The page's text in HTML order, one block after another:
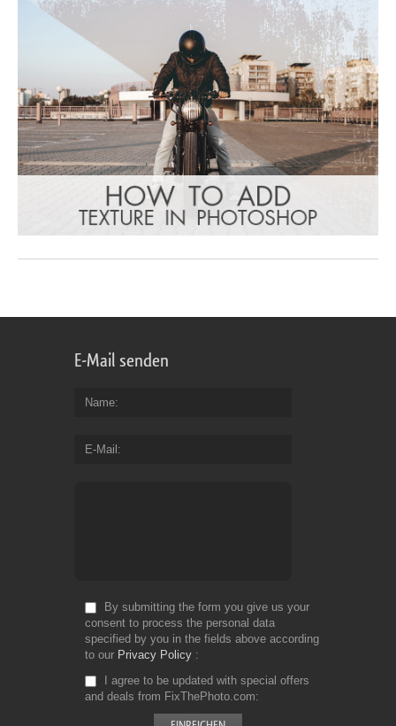
E-Mail senden
Name
E-Mail
By submitting the form you give us your
consent to process the personal data
specified by you in the fields above according
to our Privacy Policy
I agree to be updated with special offers
and deals from FixThePhoto.com